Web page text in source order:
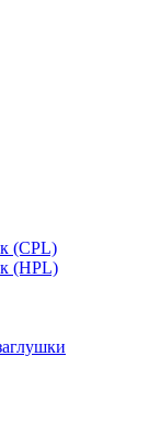
(CPL)
(HPL)